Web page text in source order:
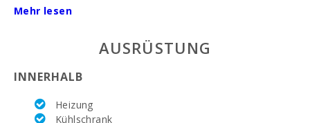
Golfplatz La Reserva Rotana (km):
Wochenmarkt Montuiri (km):
Mehr lesen
AUSRÜSTUNG
INNERHALB
Heizung
Kühlschrank